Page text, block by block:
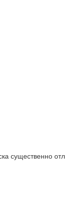
существенно